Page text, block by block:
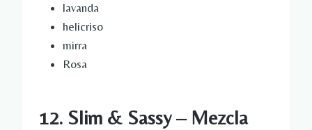
lavanda
helicriso
mirra
Rosa
12. Slim & Sassy – Mezcla